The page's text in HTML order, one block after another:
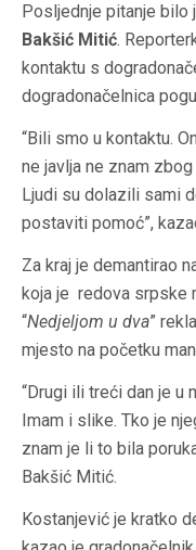
Posljednje pitanje bilo
Bakšić Mitić.
kontaktu s
dogradonačelnica
“Bili smo u kontaktu.
ne javlja ne znam
Ljudi su dolazili sami
postaviti pomoć”,
Za kraj je demantirao
koja je redova srpske
“Nedjeljom u dva”
mjesto na početku
“Drugi ili treći dan je u
Imam i slike. Tko je
znam je li to bila
Bakšić Mitić.
Kostanjević je kratko